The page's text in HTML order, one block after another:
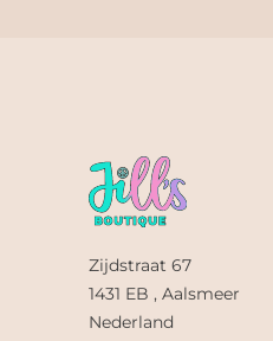
Zijdstraat 67
1431 EB , Aalsmeer
Nederland